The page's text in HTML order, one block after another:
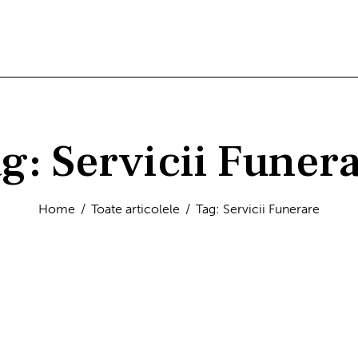
Servicii
Home Toate articolele Tag: Servicii Funerare